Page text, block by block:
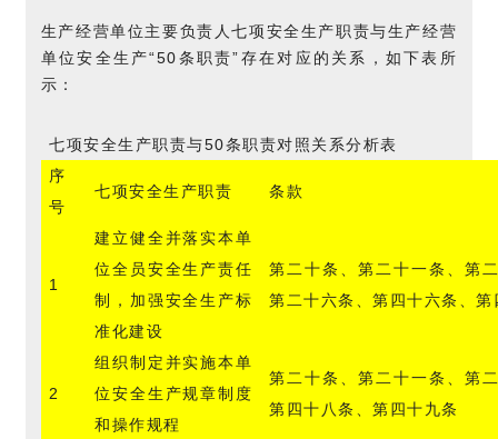
生产经营单位主要负责人七项安全生产职责与生产经营
单位安全生产“50条职责”存在对应的关系，如下表所
示：
七项安全生产职责与50条职责对照关系分析表
序
号
七项安全生产职责 条款
1
建立健全并落实本单
位全员安全生产责任
制，加强安全生产标
准化建设
第二十条、第二十一条、第
第二十六条、第四十六条、
2
组织制定并实施本单
位安全生产规章制度
和操作规程
第二十条、第二十一条、第
第四十八条、第四十九条